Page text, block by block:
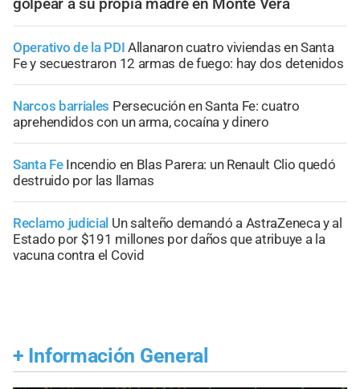
Operativo de la PDI Allanaron cuatro viviendas en Santa
Fe y secuestraron 12 armas de fuego: hay dos detenidos
Narcos barriales Persecución en Santa Fe: cuatro
aprehendidos con un arma, cocaína y dinero
Santa Fe Incendio en Blas Parera: un Renault Clio quedó
destruido por las llamas
Reclamo judicial Un salteño demandó a AstraZeneca y al
Estado por $191 millones por daños que atribuye a la
vacuna contra el Covid
+ Información General